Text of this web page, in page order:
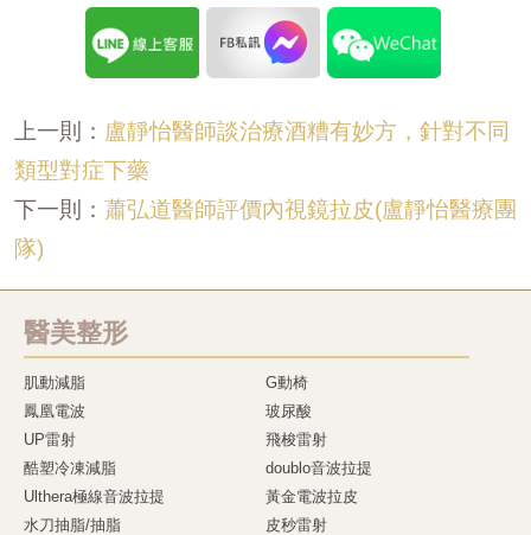
上一則： 盧靜怡醫師談治療酒糟有妙方，針對不同
類型對症下藥
下一則： 蕭弘道醫師評價內視鏡拉皮(盧靜怡醫療團
隊)
醫美整形
肌動減脂
G動椅
鳳凰電波
玻尿酸
UP雷射
飛梭雷射
酷塑冷凍減脂
doublo音波拉提
Ulthera極線音波拉提
黃金電波拉皮
水刀抽脂/抽脂
皮秒雷射